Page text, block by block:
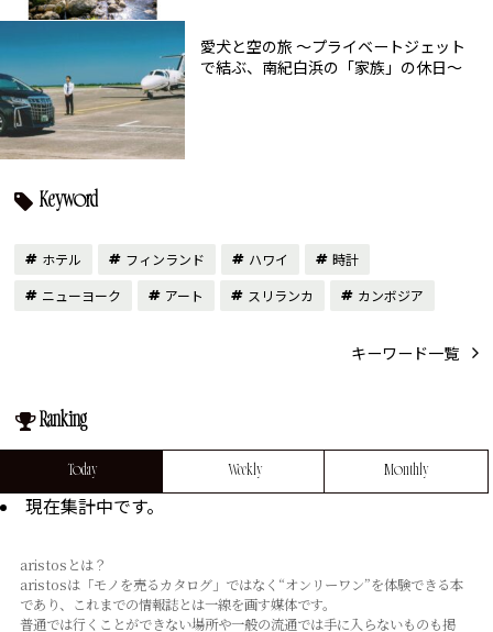
愛犬と空の旅 ～プライベートジェット
で結ぶ、南紀白浜の「家族」の休日～
Keyword
ホテル フィンランド ハワイ
時計
ニューヨーク
アート スリランカ カンボジア
キーワード一覧
Ranking
Today Weekly Monthly
現在集計中です。
aristosとは？
aristosは「モノを売るカタログ」ではなく“オンリーワン”を体験できる本
であり、これまでの情報誌とは⼀線を画す媒体です。
普通では⾏くことができない場所や⼀般の流通では⼿に⼊らないものも掲